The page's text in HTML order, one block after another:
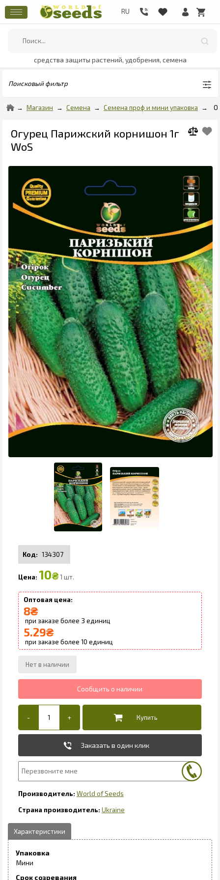
средства защиты растений, удобрения, семена
Поисковый фильтр
Магазин Семена Семена проф и мини упаковка
Огурец Парижский корнишон 1г
WoS
134307
10₴ 1 шт.
8₴
3
5.29₴
10
Заказать в один клик
World of Seeds
Ukraine
Упаковка
Мини
Срок созревания